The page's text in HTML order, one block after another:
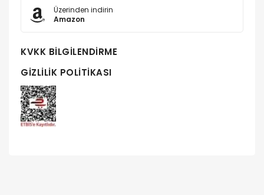
Üzerinden indirin
Amazon
KVKK BILGILENDIRME
GIZLILIK POLITIKASI